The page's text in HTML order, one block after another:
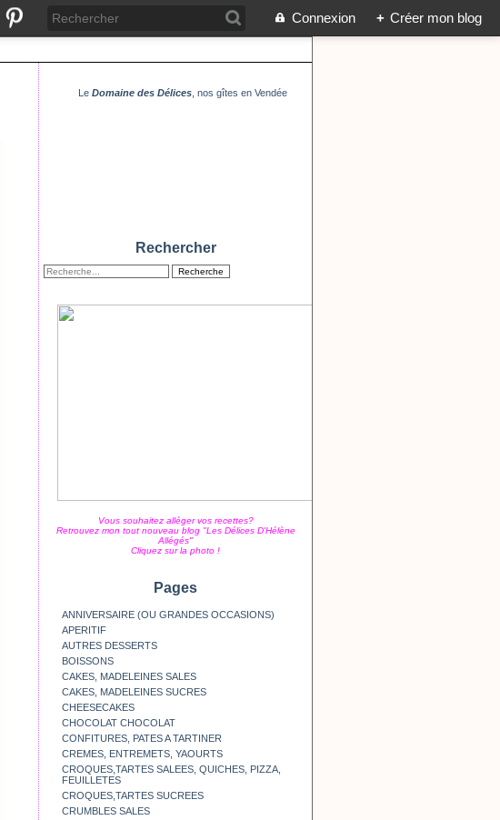
Connexion + Créer mon blog
Le Domaine des Délices, nos gîtes en Vendée
Rechercher
Vous souhaitez alléger vos recettes?
Retrouvez mon tout nouveau blog "Les Délices D'Hélène
Allégés"
Cliquez sur la photo !
Pages
ANNIVERSAIRE (OU GRANDES OCCASIONS)
APERITIF
AUTRES DESSERTS
BOISSONS
CAKES, MADELEINES SALES
CAKES, MADELEINES SUCRES
CHEESECAKES
CHOCOLAT CHOCOLAT
CONFITURES, PATES A TARTINER
CREMES, ENTREMETS, YAOURTS
CROQUES,TARTES SALEES, QUICHES, PIZZA,
FEUILLETES
CROQUES,TARTES SUCREES
CRUMBLES SALES